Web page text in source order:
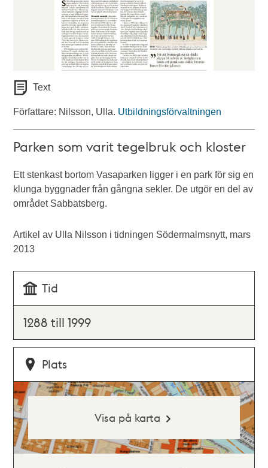
Text
Författare: Nilsson, Ulla. Utbildningsförvaltningen
Parken som varit tegelbruk och kloster
Ett stenkast bortom Vasaparken ligger i en park för sig en
klunga byggnader från gångna sekler. De utgör en del av
området Sabbatsberg.
Artikel av Ulla Nilsson i tidningen Södermalmsnytt, mars
2013
Tid
1288 till 1999
Plats
Visa på karta